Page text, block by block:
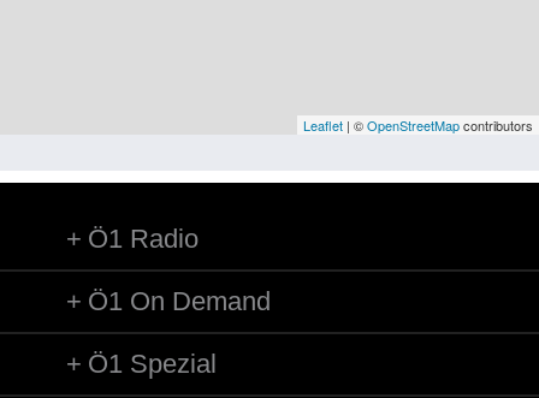
Vorarlberg
Besatzungsmächte
Frauen, Mütter, Kinder
Leaflet | ©OpenStreetMapcontributors
Ö1 Radio
Ö1 On Demand
Ö1 Spezial